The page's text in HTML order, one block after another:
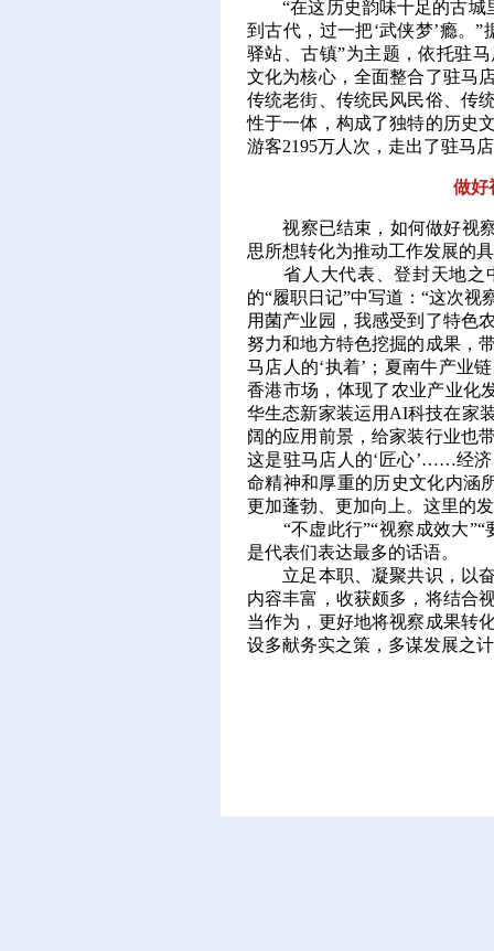
“在这历史韵味十足的古城
到古代，过一把‘武侠梦’瘾。
驿站、古镇”为主题，依托驻
文化为核心，全面整合了驻马
传统老街、传统民风民俗、传
性于一体，构成了独特的历史
游客2195万人次，走出了驻马
做好
视察已结束，如何做好视察
思所想转化为推动工作发展的
省人大代表、登封天地之
的“履职日记”中写道：“这次
用菌产业园，我感受到了特色
努力和地方特色挖掘的成果，
马店人的‘执着’；夏南牛产业
香港市场，体现了农业产业化
华生态新家装运用AI科技在家
阔的应用前景，给家装行业也
这是驻马店人的‘匠心’……经
命精神和厚重的历史文化内涵
更加蓬勃、更加向上。这里的
“不虚此行”“视察成效大”“
是代表们表达最多的话语。
立足本职、凝聚共识，以奋
内容丰富，收获颇多，将结合
当作为，更好地将视察成果转
设多献务实之策，多谋发展之